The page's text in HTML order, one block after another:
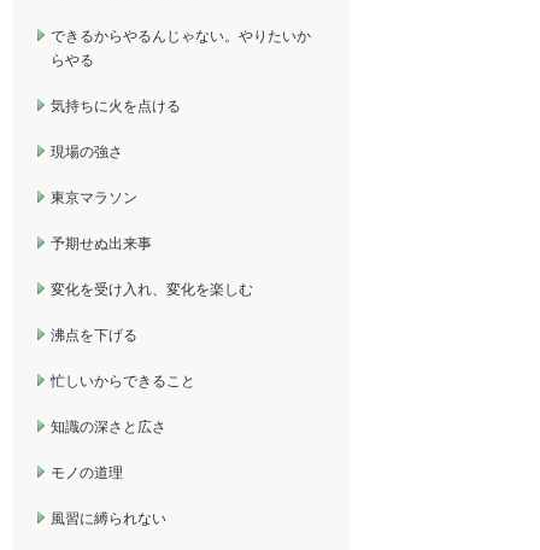
できるからやるんじゃない。やりたいか
らやる
気持ちに火を点ける
現場の強さ
東京マラソン
予期せぬ出来事
変化を受け入れ、変化を楽しむ
沸点を下げる
忙しいからできること
知識の深さと広さ
モノの道理
風習に縛られない